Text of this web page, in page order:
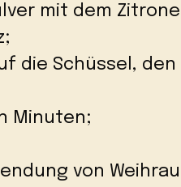
mit dem
die Schüssel, den
Minuten;
von